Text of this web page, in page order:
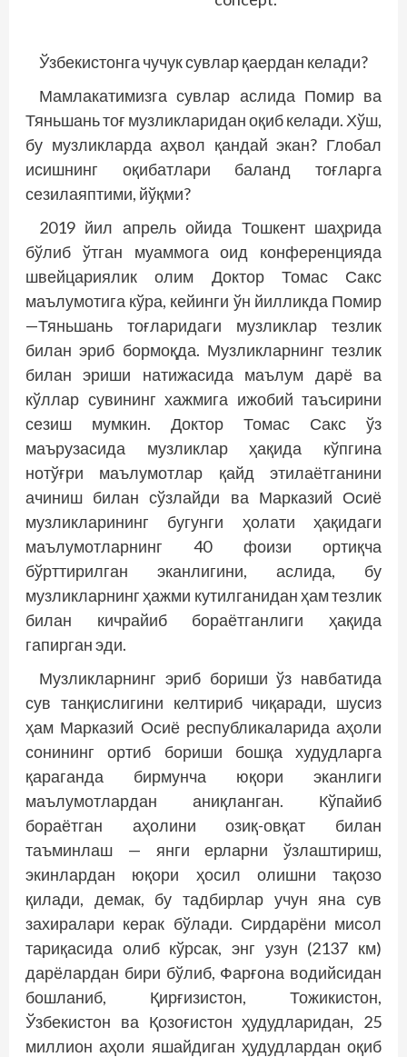
Ўзбекистонга чучук сувлар қаердан келади?
Мамлакатимизга сувлар аслида Помир ва
Тяньшань тоғ музликларидан оқиб келади. Хўш,
бу музликларда аҳвол қандай экан? Глобал
исишнинг оқибатлари баланд тоғларга
сезилаяптими, йўқми?
2019 йил апрель ойида Тошкент шаҳрида
бўлиб ўтган муаммога оид конференцияда
швейцариялик олим Доктор Томас Сакс
маълумотига кўра, кейинги ўн йилликда Помир
—Тяньшань тоғларидаги музликлар тезлик
билан эриб бормоқда. Музликларнинг тезлик
билан эриши натижасида маълум дарё ва
кўллар сувининг хажмига ижобий таъсирини
сезиш мумкин. Доктор Томас Сакс ўз
маърузасида музликлар ҳақида кўпгина
нотўғри маълумотлар қайд этилаётганини
ачиниш билан сўзлайди ва Марказий Осиё
музликларининг бугунги ҳолати ҳақидаги
маълумотларнинг 40 фоизи ортиқча
бўрттирилган эканлигини, аслида, бу
музликларнинг ҳажми кутилганидан ҳам тезлик
билан кичрайиб бораётганлиги ҳақида
гапирган эди.
Музликларнинг эриб бориши ўз навбатида
сув танқислигини келтириб чиқаради, шусиз
ҳам Марказий Осиё республикаларида аҳоли
сонининг ортиб бориши бошқа худудларга
қараганда бирмунча юқори эканлиги
маълумотлардан аниқланган. Кўпайиб
бораётган аҳолини озиқ-овқат билан
таъминлаш — янги ерларни ўзлаштириш,
экинлардан юқори ҳосил олишни тақозо
қилади, демак, бу тадбирлар учун яна сув
захиралари керак бўлади. Сирдарёни мисол
тариқасида олиб кўрсак, энг узун (2137 км)
дарёлардан бири бўлиб, Фарғона водийсидан
бошланиб, Қирғизис­тон, Тожикистон,
Ўзбекистон ва Қозоғистон ҳудудларидан, 25
миллион аҳоли яшайдиган ҳудудлардан оқиб